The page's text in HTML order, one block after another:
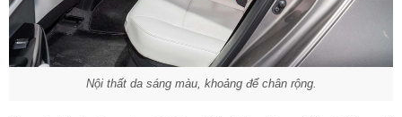
Nội thất da sáng màu, khoảng để chân rộng.